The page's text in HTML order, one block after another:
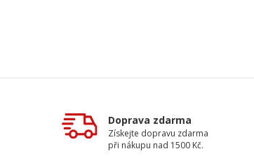
Doprava zdarma
Získejte dopravu zdarma
při nákupu nad 1500 Kč.